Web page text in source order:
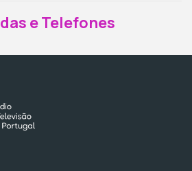
e Telefones